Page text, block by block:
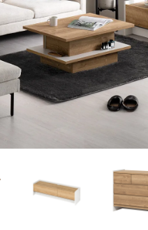
すいサイズ設